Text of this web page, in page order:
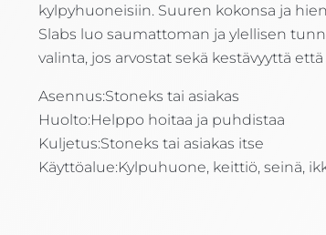
kylpyhuoneisiin. Suuren kokonsa ja
Slabs luo saumattoman ja ylellisen
valinta, jos arvostat sekä kestävyyttä että
Asennus:Stoneks tai asiakas
Huolto:Helppo hoitaa ja puhdistaa
Kuljetus:Stoneks tai asiakas itse
Käyttöalue:Kylpuhuone, keittiö, seinä,